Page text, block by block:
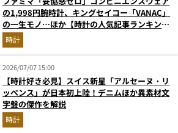
の1,998円腕時計、キングセイコー「VANAC」
の一生モノ…ほか【時計の人気記事ランキング
ベスト3】（2026年6月版）
時計
2026/07/07 15:00
【時計好き必見】スイス新星「アルセーヌ・リ
ッペンス」が日本初上陸！デニムほか異素材文
字盤の傑作を解説
時計